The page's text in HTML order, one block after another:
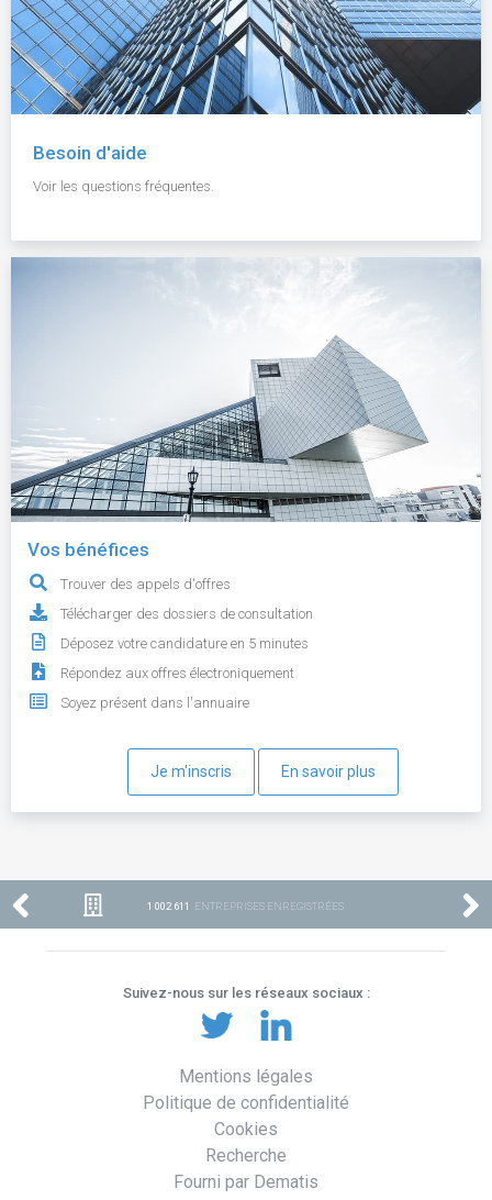
Besoin d'aide
Voir les questions fréquentes.
Vos bénéfices
Trouver des appels d'offres
Télécharger des dossiers de consultation
Déposez votre candidature en 5 minutes
Répondez aux offres électroniquement
Soyez présent dans l'annuaire
Je m'inscris En savoir plus
1 002 611 ENTREPRISES ENREGISTRÉES
Suivez-nous sur les réseaux sociaux :
Mentions légales
Politique de confidentialité
Cookies
Recherche
Fourni par Dematis